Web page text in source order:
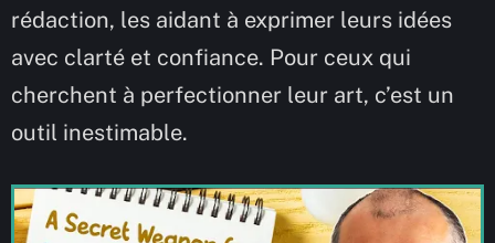
rédaction, les aidant à exprimer leurs idées
avec clarté et confiance. Pour ceux qui
cherchent à perfectionner leur art, c’est un
outil inestimable.